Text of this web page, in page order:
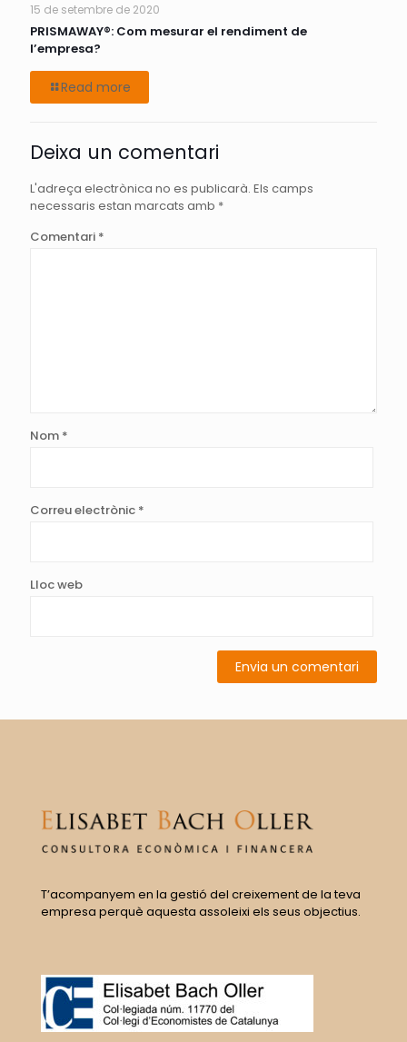
15 de setembre de 2020
PRISMAWAY®: Com mesurar el rendiment de
l’empresa?
Read more
Deixa un comentari
L'adreça electrònica no es publicarà. Els camps
necessaris estan marcats amb *
Comentari *
Nom *
Correu electrònic *
Lloc web
T’acompanyem en la gestió del creixement de la teva
empresa perquè aquesta assoleixi els seus objectius.